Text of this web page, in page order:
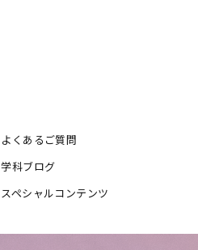
よくあるご質問
学科ブログ
スペシャルコンテンツ